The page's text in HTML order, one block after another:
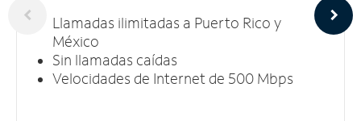
Llamadas ilimitadas a Puerto Rico y
México
Sin llamadas caídas
Velocidades de Internet de 500 Mbps